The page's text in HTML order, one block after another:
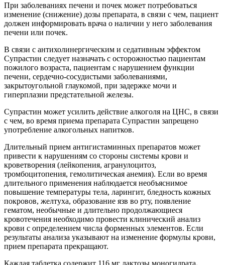
При заболеваниях печени и почек может потребоваться
изменение (снижение) дозы препарата, в связи с чем, пациент
должен информировать врача о наличии у него заболевания
печени или почек.
В связи с антихолинергическим и седативным эффектом
Супрастин следует назначать с осторожностью пациентам
пожилого возраста, пациентам с нарушением функции
печени, сердечно-сосудистыми заболеваниями,
закрытоугольной глаукомой, при задержке мочи и
гиперплазии предстательной железы.
Супрастин может усилить действие алкоголя на ЦНС, в связи
с чем, во время приема препарата Супрастин запрещено
употребление алкогольных напитков.
Длительный прием антигистаминных препаратов может
привести к нарушениям со стороны системы крови и
кроветворения (лейкопения, агранулоцитоз,
тромбоцитопения, гемолитическая анемия). Если во время
длительного применения наблюдается необъяснимое
повышение температуры тела, ларингит, бледность кожных
покровов, желтуха, образование язв во рту, появление
гематом, необычные и длительно продолжающиеся
кровотечения необходимо провести клинический анализ
крови с определением числа форменных элементов. Если
результаты анализа указывают на изменение формулы крови,
прием препарата прекращают.
Каждая таблетка содержит 116 мг лактозы моногидрата.